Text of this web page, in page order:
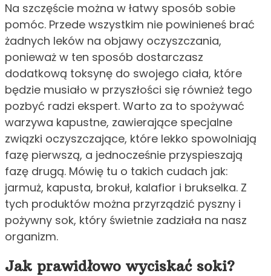
Na szczęście można w łatwy sposób sobie
pomóc. Przede wszystkim nie powinieneś brać
żadnych leków na objawy oczyszczania,
ponieważ w ten sposób dostarczasz
dodatkową toksynę do swojego ciała, które
będzie musiało w przyszłości się również tego
pozbyć radzi ekspert. Warto za to spożywać
warzywa kapustne, zawierające specjalne
związki oczyszczające, które lekko spowolniają
fazę pierwszą, a jednocześnie przyspieszają
fazę drugą. Mówię tu o takich cudach jak:
jarmuż, kapusta, brokuł, kalafior i brukselka. Z
tych produktów można przyrządzić pyszny i
pożywny sok, który świetnie zadziała na nasz
organizm.
Jak prawidłowo wyciskać soki?